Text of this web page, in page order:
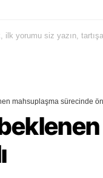
yorumu siz yazın,
mahsuplaşma sürecinde